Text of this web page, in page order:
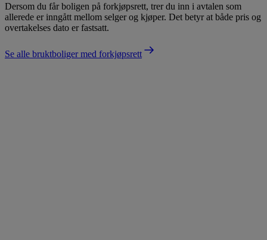
Dersom du får boligen på forkjøpsrett, trer du inn i avtalen som
allerede er inngått mellom selger og kjøper. Det betyr at både pris og
overtakelses dato er fastsatt.
Se alle bruktboliger med forkjøpsrett